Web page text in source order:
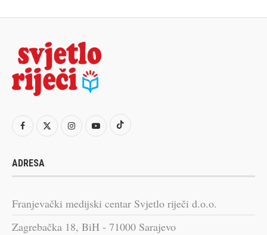
ADRESA
Franjevački medijski centar Svjetlo riječi d.o.o.
Zagrebačka 18, BiH - 71000 Sarajevo